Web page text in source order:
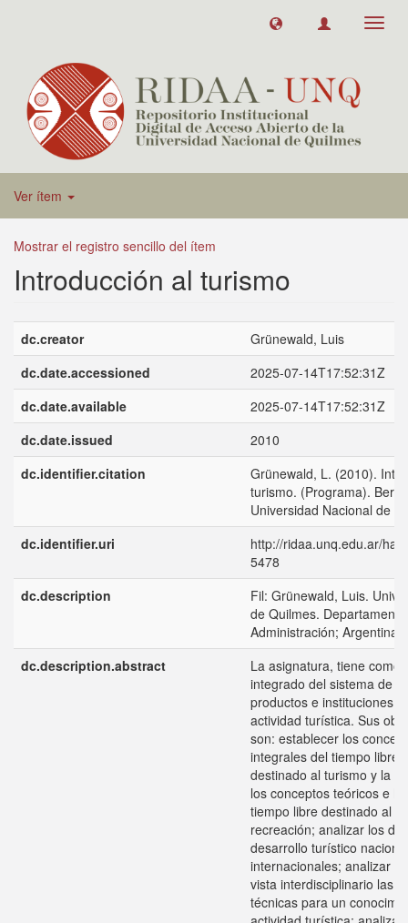
Ver ítem
Mostrar el registro sencillo del ítem
Introducción al turismo
dc.creator
Grünewald, Luis
dc.date.accessioned
2025-07-14T17:52:31Z
dc.date.available
2025-07-14T17:52:31Z
dc.date.issued
2010
dc.identifier.citation
Grünewald, L. (2010).
turismo. (Programa).
Universidad Nacional de
dc.identifier.uri
http://ridaa.unq.edu.ar/
5478
dc.description
Fil: Grünewald, Luis.
de Quilmes.
Administración; Argentina.
dc.description.abstract
La asignatura, tiene como
integrado del sistema de
productos e instituciones
actividad turística. Sus
son: establecer los
integrales del tiempo libre
destinado al turismo y la
los conceptos teóricos e
tiempo libre destinado al
recreación; analizar los
desarrollo turístico
internacionales; analizar
vista interdisciplinario las
técnicas para un